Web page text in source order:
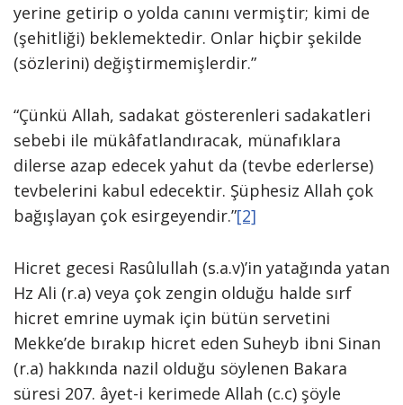
yerine getirip o yolda canını vermiştir; kimi de
(şehitliği) beklemektedir. Onlar hiçbir şekilde
(sözlerini) değiştirmemişlerdir.”
“Çünkü Allah, sadakat gösterenleri sadakatleri
sebebi ile mükâfatlandıracak, münafıklara
dilerse azap edecek yahut da (tevbe ederlerse)
tevbelerini kabul edecektir. Şüphesiz Allah çok
bağışlayan çok esirgeyendir.”[2]
Hicret gecesi Rasûlullah (s.a.v)’in yatağında yatan
Hz Ali (r.a) veya çok zengin olduğu halde sırf
hicret emrine uymak için bütün servetini
Mekke’de bırakıp hicret eden Suheyb ibni Sinan
(r.a) hakkında nazil olduğu söylenen Bakara
süresi 207. âyet-i kerimede Allah (c.c) şöyle